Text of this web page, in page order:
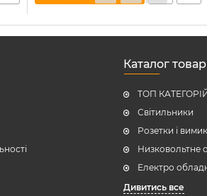
Каталог
ТОП
Світильники
Розетки і
Низковольтне
Електро
Дивитись все